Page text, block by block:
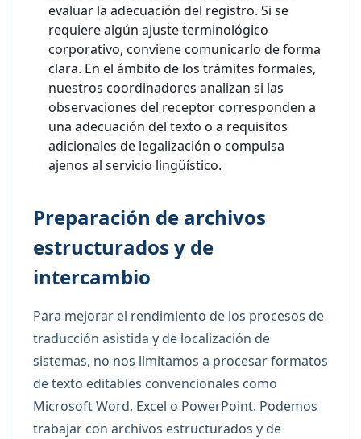
evaluar la adecuación del registro. Si se
requiere algún ajuste terminológico
corporativo, conviene comunicarlo de forma
clara. En el ámbito de los trámites formales,
nuestros coordinadores analizan si las
observaciones del receptor corresponden a
una adecuación del texto o a requisitos
adicionales de legalización o compulsa
ajenos al servicio lingüístico.
Preparación de archivos
estructurados y de
intercambio
Para mejorar el rendimiento de los procesos de
traducción asistida y de localización de
sistemas, no nos limitamos a procesar formatos
de texto editables convencionales como
Microsoft Word, Excel o PowerPoint. Podemos
trabajar con archivos estructurados y de